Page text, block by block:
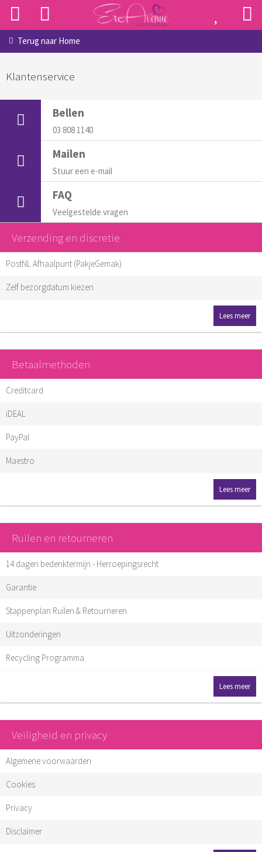
Terug naar Home
Klantenservice
Bellen
03 808 1140
Mailen
Stuur een e-mail
FAQ
Veelgestelde vragen
Verzending en discretie
PostNL Afhaalpunt (PakjeGemak)
Zelf bezorgdatum kiezen
Lees meer
Betaalmethoden
Creditcard
iDEAL
PayPal
Maestro
Lees meer
Ruilen en retourneren
14 dagen bedenktermijn - Herroepingsrecht
Garantie
Stappenplan Ruilen & Retourneren
Uitzonderingen
Recycling Programma
Lees meer
Veiligheid en privacy
Algemene voorwaarden
Cookies
Privacy
Disclaimer